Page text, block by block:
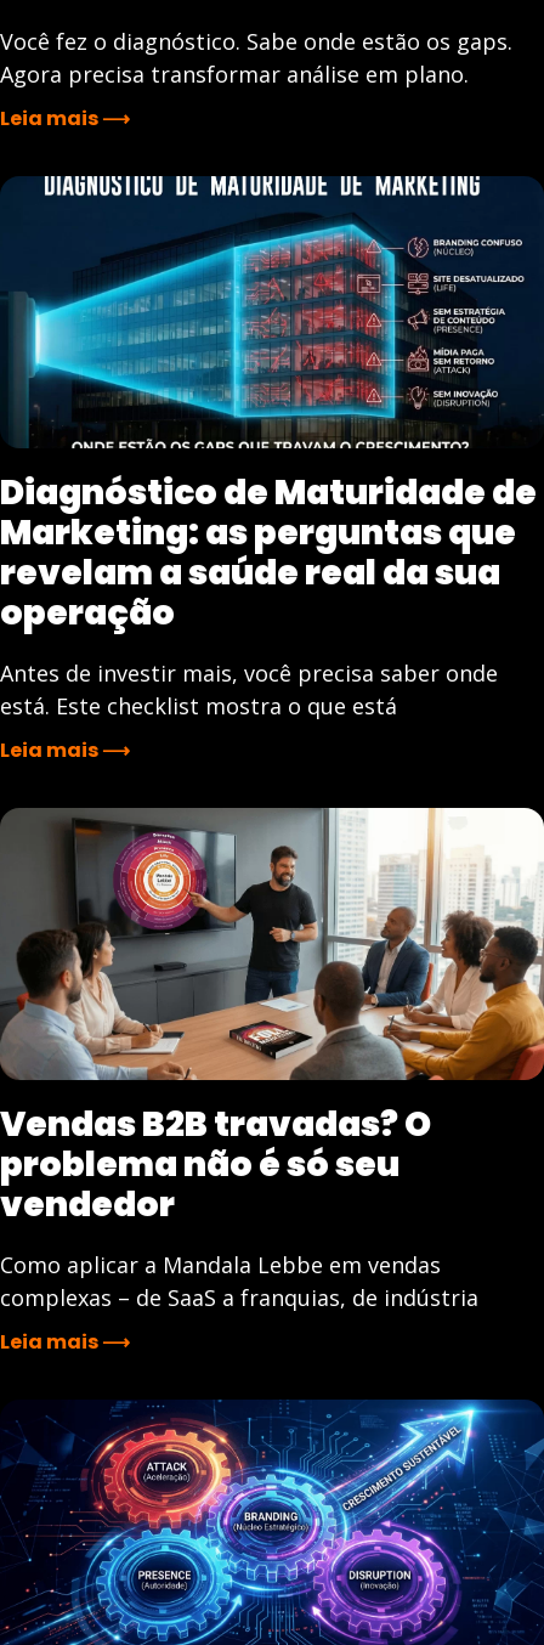
Você fez o diagnóstico. Sabe onde estão os gaps.
Agora precisa transformar análise em plano.
Leia mais ⟶
Diagnóstico de Maturidade de
Marketing: as perguntas que
revelam a saúde real da sua
operação
Antes de investir mais, você precisa saber onde
está. Este checklist mostra o que está
Leia mais ⟶
Vendas B2B travadas? O
problema não é só seu
vendedor
Como aplicar a Mandala Lebbe em vendas
complexas – de SaaS a franquias, de indústria
Leia mais ⟶